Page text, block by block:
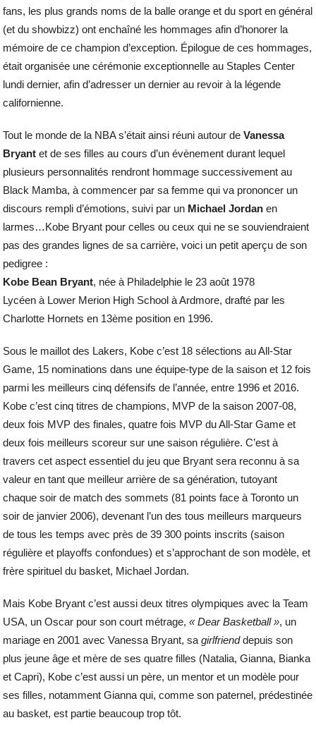
fans, les plus grands noms de la balle orange et du sport en général
(et du showbizz) ont enchaîné les hommages afin d’honorer la
mémoire de ce champion d’exception. Épilogue de ces hommages,
était organisée une cérémonie exceptionnelle au Staples Center
lundi dernier, afin d’adresser un dernier au revoir à la légende
californienne.
Tout le monde de la NBA s’était ainsi réuni autour deVanessa
Bryant et de ses filles au cours d’un évènement durant lequel
plusieurs personnalités rendront hommage successivement au
Black Mamba, à commencer par sa femme qui va prononcer un
discours rempli d’émotions, suivi par un Michael Jordan en
larmes…Kobe Bryant pour celles ou ceux qui ne se souviendraient
pas des grandes lignes de sa carrière, voici un petit aperçu de son
pedigree :
Kobe Bean Bryant, née à Philadelphie le 23 août 1978
Lycéen à Lower Merion High School à Ardmore, drafté par les
Charlotte Hornets en 13ème position en 1996.
Sous le maillot des Lakers, Kobe c’est 18 sélections au All-Star
Game, 15 nominations dans une équipe-type de la saison et 12 fois
parmi les meilleurs cinq défensifs de l’année, entre 1996 et 2016.
Kobe c’est cinq titres de champions, MVP de la saison 2007-08,
deux fois MVP des finales, quatre fois MVP du All-Star Game et
deux fois meilleurs scoreur sur une saison régulière. C’est à
travers cet aspect essentiel du jeu que Bryant sera reconnu à sa
valeur en tant que meilleur arrière de sa génération, tutoyant
chaque soir de match des sommets (81 points face à Toronto un
soir de janvier 2006), devenant l’un des tous meilleurs marqueurs
de tous les temps avec près de 39 300 points inscrits (saison
régulière et playoffs confondues) et s’approchant de son modèle, et
frère spirituel du basket, Michael Jordan.
Mais Kobe Bryant c’est aussi deux titres olympiques avec la Team
USA, un Oscar pour son court métrage,« Dear Basketball », un
mariage en 2001 avec Vanessa Bryant, sagirlfrienddepuis son
plus jeune âge et mère de ses quatre filles (Natalia, Gianna, Bianka
et Capri), Kobe c’est aussi un père, un mentor et un modèle pour
ses filles, notamment Gianna qui, comme son paternel, prédestinée
au basket, est partie beaucoup trop tôt.